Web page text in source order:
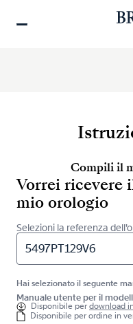
Compili il
Vorrei ricevere
mio orologio
Selezioni la referenza
5497PT129V6
Hai selezionato il seguente
Manuale utente per il
Disponibile perdownload
Disponibile per ordine in